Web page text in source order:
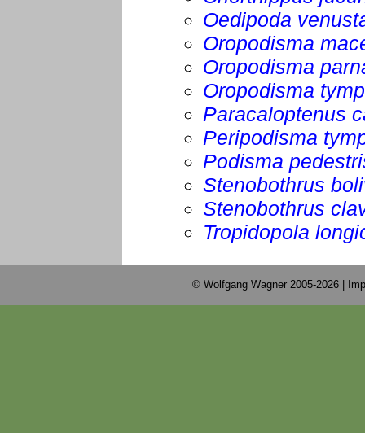
Oedipoda
Oropodisma
Oropodisma
Oropodisma
Paracaloptenus
Peripodisma
Podisma
Stenobothrus
Stenobothrus
Tropidopola
© Wolfgang Wagner 2005-2026 |